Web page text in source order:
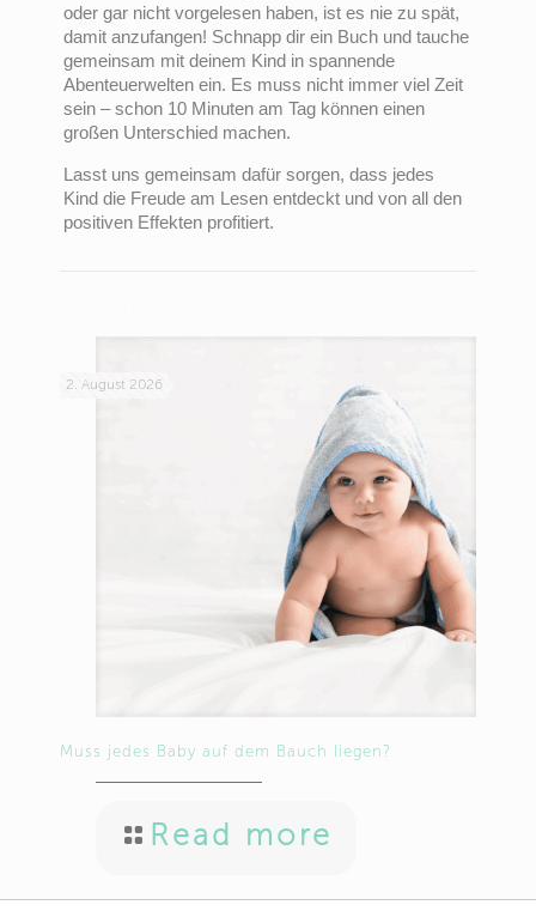
oder gar nicht vorgelesen haben, ist es nie zu spät,
damit anzufangen! Schnapp dir ein Buch und tauche
gemeinsam mit deinem Kind in spannende
Abenteuerwelten ein. Es muss nicht immer viel Zeit
sein – schon 10 Minuten am Tag können einen
großen Unterschied machen.
Lasst uns gemeinsam dafür sorgen, dass jedes
Kind die Freude am Lesen entdeckt und von all den
positiven Effekten profitiert.
2. August 2026
Muss jedes Baby auf dem Bauch liegen?
Read more